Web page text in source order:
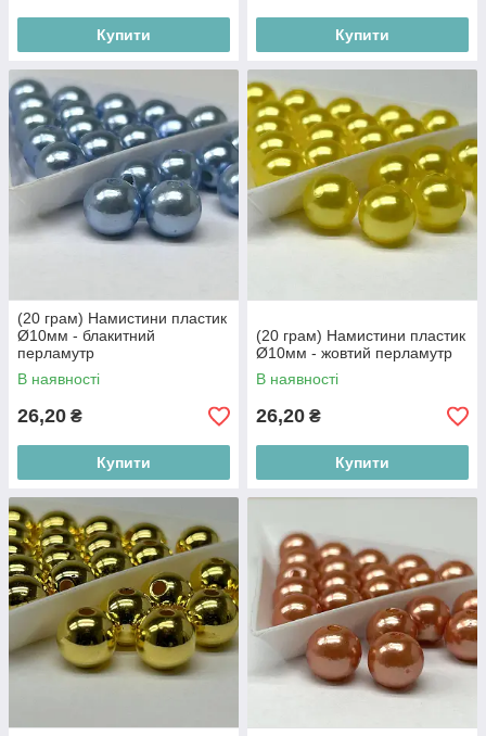
Купити Купити
(20 грам) Намистини пластик
Ø10мм - блакитний
перламутр
В наявності
26,20 ₴
Купити
(20 грам) Намистини пластик
Ø10мм - жовтий перламутр
В наявності
26,20 ₴
Купити